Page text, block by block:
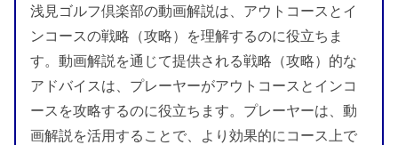
浅見ゴルフ倶楽部の動画解説は、アウトコースとイ
ンコースの戦略（攻略）を理解するのに役立ちま
す。動画解説を通じて提供される戦略（攻略）的な
アドバイスは、プレーヤーがアウトコースとインコ
ースを攻略するのに役立ちます。プレーヤーは、動
画解説を活用することで、より効果的にコース上で